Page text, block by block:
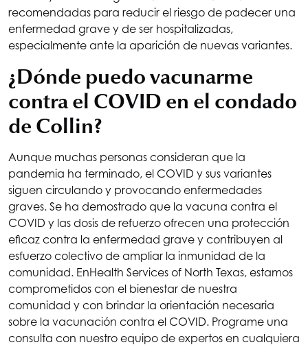
recomendadas para reducir el riesgo de padecer una
enfermedad grave y de ser hospitalizadas,
especialmente ante la aparición de nuevas variantes.
¿Dónde puedo vacunarme
contra el COVID en el condado
de Collin?
Aunque muchas personas consideran que la
pandemia ha terminado, el COVID y sus variantes
siguen circulando y provocando enfermedades
graves. Se ha demostrado que la vacuna contra el
COVID y las dosis de refuerzo ofrecen una protección
eficaz contra la enfermedad grave y contribuyen al
esfuerzo colectivo de ampliar la inmunidad de la
comunidad. EnHealth Services of North Texas, estamos
comprometidos con el bienestar de nuestra
comunidad y con brindar la orientación necesaria
sobre la vacunación contra el COVID. Programe una
consulta con nuestro equipo de expertos en cualquiera